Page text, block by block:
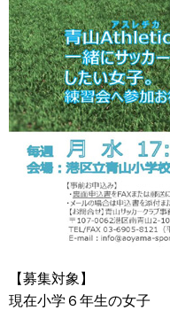
【募集対象】
現在小学６年生の女子